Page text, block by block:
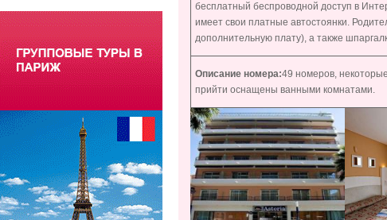
бесплатный беспроводной доступ в
имеет свои платные автостоянки.
дополнительную плату), а также
Описание номера:49 номеров,
прийти оснащены ванными комнатами.